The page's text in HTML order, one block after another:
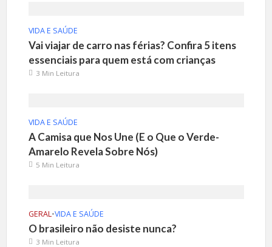
VIDA E SAÚDE
Vai viajar de carro nas férias? Confira 5 itens
essenciais para quem está com crianças
3 Min Leitura
VIDA E SAÚDE
A Camisa que Nos Une (E o Que o Verde-
Amarelo Revela Sobre Nós)
5 Min Leitura
GERAL•VIDA E SAÚDE
O brasileiro não desiste nunca?
3 Min Leitura